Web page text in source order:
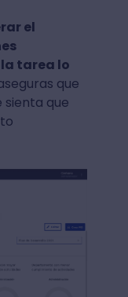
el
tarea lo
que
sienta que